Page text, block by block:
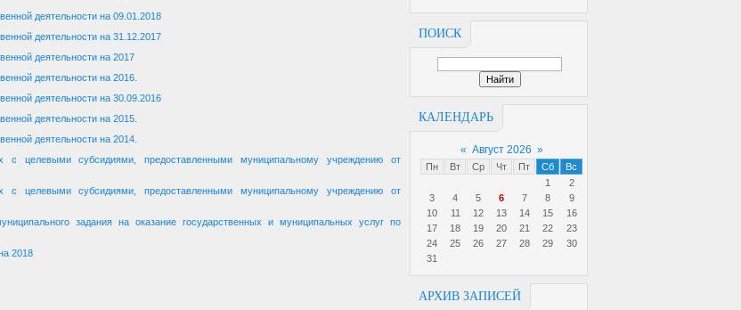
ПОИСК
КАЛЕНДАРЬ
« Август 2026 »
Пн Вт Ср Чт Пт Сб
Вс
1
2
3
4 5 6 7 8
9
10
11 12 13 14 15
16
17
18 19 20 21 22
23
24
25 26 27 28 29
30
31
АРХИВ ЗАПИСЕЙ
деятельности на 09.01.2018
деятельности на 31.12.2017
деятельности на 2017
деятельности на 2016.
деятельности на 30.09.2016
деятельности на 2015.
деятельности на 2014.
с целевыми субсидиями, предоставленными муниципальному учреждению от
с целевыми субсидиями, предоставленными муниципальному учреждению от
задания на оказание государственных и муниципальных услуг по
2018